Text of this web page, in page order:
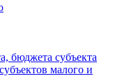
бюджета субъекта
малого и